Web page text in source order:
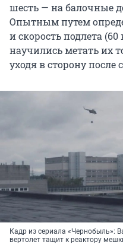
шесть — на балочные
Опытным путем
и скорость подлета
научились метать их
уходя в сторону после
Кадр из сериала «Чернобыль»:
вертолет тащит к реактору